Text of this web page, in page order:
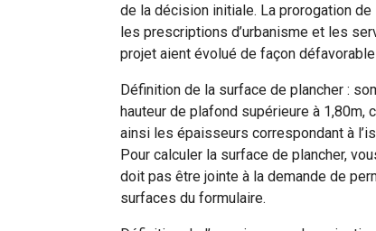
de la décision initiale. La prorogation
les prescriptions d’urbanisme et les
projet aient évolué de façon
Définition de la surface de plancher :
hauteur de plafond supérieure à 1,80m,
ainsi les épaisseurs correspondant à
Pour calculer la surface de plancher,
doit pas être jointe à la demande de
surfaces du formulaire.